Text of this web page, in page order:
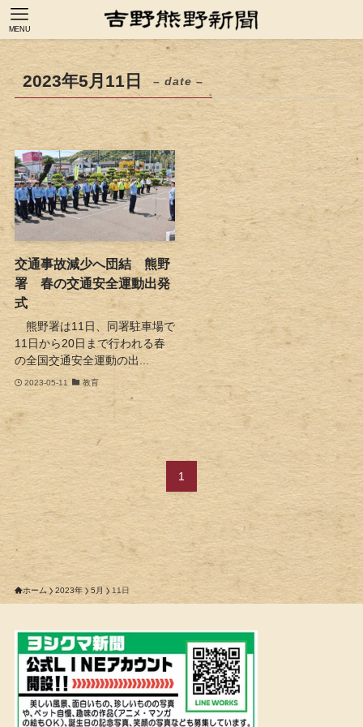
MENU
2023年5月11日 – date –
交通事故減少へ団結 熊野
署 春の交通安全運動出発
式
熊野署は11日、同署駐車場で
11日から20日まで行われる春
の全国交通安全運動の出...
2023-05-11 教育
1
ホーム 2023年 5月 11日